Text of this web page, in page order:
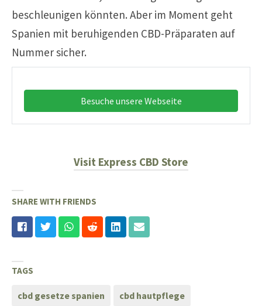
beschleunigen könnten. Aber im Moment geht
Spanien mit beruhigenden CBD-Präparaten auf
Nummer sicher.
Besuche unsere Webseite
Visit Express CBD Store
SHARE WITH FRIENDS
TAGS
cbd gesetze spanien cbd hautpflege